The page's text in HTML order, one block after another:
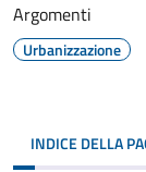
Argomenti
Urbanizzazione
INDICE DELLA